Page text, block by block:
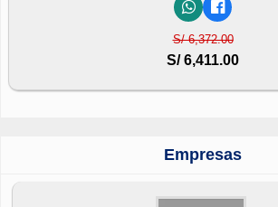
S/ 6,372.00
S/ 6,411.00
Empresas